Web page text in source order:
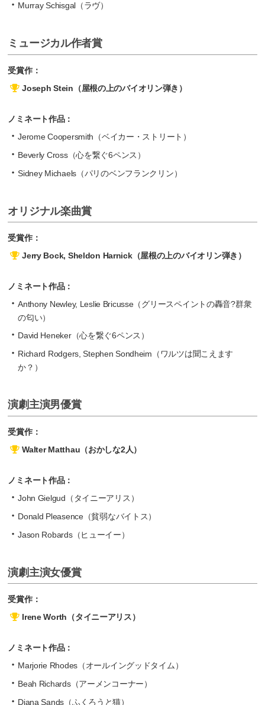
Murray Schisgal（ラヴ）
ミュージカル作者賞
受賞作：
Joseph Stein（屋根の上のバイオリン弾き）
ノミネート作品：
Jerome Coopersmith（ベイカー・ストリート）
Beverly Cross（心を繋ぐ6ペンス）
Sidney Michaels（パリのベンフランクリン）
オリジナル楽曲賞
受賞作：
Jerry Bock, Sheldon Harnick（屋根の上のバイオリン弾き）
ノミネート作品：
Anthony Newley, Leslie Bricusse（グリースペイントの轟音?群衆
の匂い）
David Heneker（心を繋ぐ6ペンス）
Richard Rodgers, Stephen Sondheim（ワルツは聞こえます
か？）
演劇主演男優賞
受賞作：
Walter Matthau（おかしな2人）
ノミネート作品：
John Gielgud（タイニーアリス）
Donald Pleasence（貧弱なバイトス）
Jason Robards（ヒューイー）
演劇主演女優賞
受賞作：
Irene Worth（タイニーアリス）
ノミネート作品：
Marjorie Rhodes（オールイングッドタイム）
Beah Richards（アーメンコーナー）
Diana Sands（ふくろうと猫）